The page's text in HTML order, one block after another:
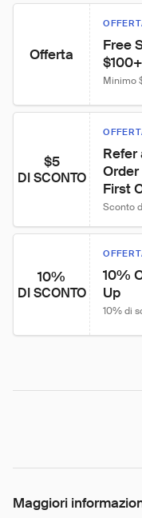
Offerta
Free
$100+
Minimo
$5
DI SCONTO
Refer
Order
First
Sconto
10%
DI SCONTO
10%
Up
10% di
Maggiori